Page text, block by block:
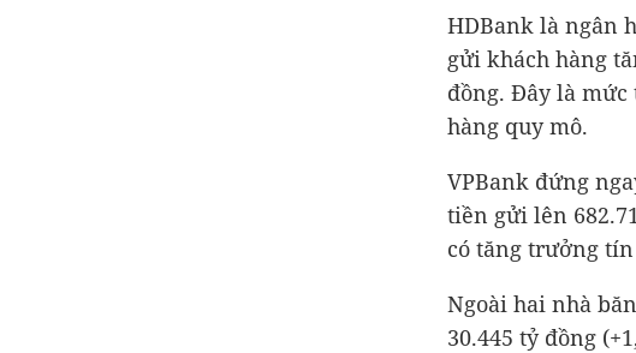
HDBank là ngân
gửi khách hàng
đồng. Đây là mức
hàng quy mô.
VPBank đứng
tiền gửi lên
có tăng trưởng
Ngoài hai nhà
30.445 tỷ đồng